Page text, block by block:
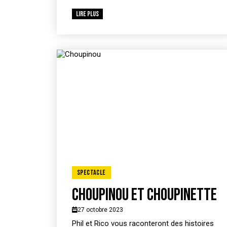
Lire plus
Spectacle
Choupinou et Choupinette
27 octobre 2023
Phil et Rico vous raconteront des histoires